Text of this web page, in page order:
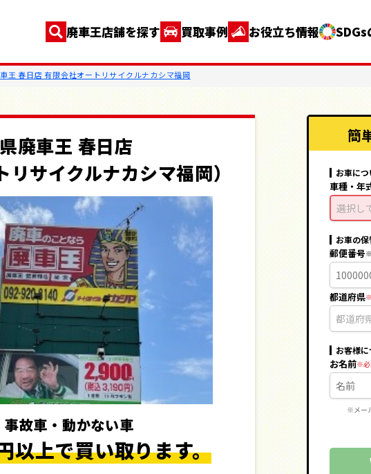
廃車王店舗を探す 買取事例 お役立ち情報 SDGs
王 春日店 有限会社オートリサイクルナカシマ福岡
廃車王 春日店
リサイクルナカシマ福岡）
事故車・動かない車
以上で買い取ります。
簡
お車につ
車種・年
選択し
お車の
郵便番号
都道府県
お客様
お名前
※メー